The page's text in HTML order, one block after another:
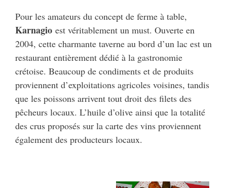
Pour les amateurs du concept de ferme à table,
Karnagio est véritablement un must. Ouverte en
2004, cette charmante taverne au bord d’un lac est un
restaurant entièrement dédié à la gastronomie
crétoise. Beaucoup de condiments et de produits
proviennent d’exploitations agricoles voisines, tandis
que les poissons arrivent tout droit des filets des
pêcheurs locaux. L’huile d’olive ainsi que la totalité
des crus proposés sur la carte des vins proviennent
également des producteurs locaux.